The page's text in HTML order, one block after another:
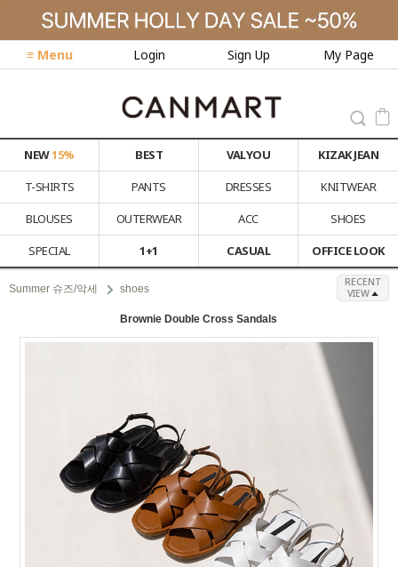
≡ Menu Login Sign Up My Page
NEW15% BEST VALYOU
KIZAK JEAN
T-SHIRTS
PANTS DRESSES
KNITWEAR
BLOUSES
OUTERWEAR ACC
SHOES
SPECIAL
1+1 CASUAL OFFICE LOOK
Summer 슈즈/악세 shoes
RECENT
VIEW
Brownie Double Cross Sandals